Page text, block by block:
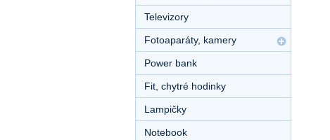
Televizory
Fotoaparáty, kamery
Power bank
Fit, chytré hodinky
Lampičky
Notebook